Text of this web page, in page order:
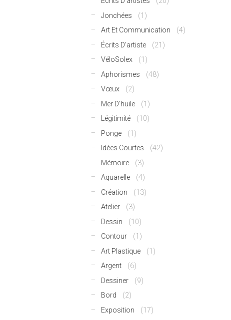
Jonchées
(1)
Art Et Communication
(4)
Écrits D'artiste
(21)
VéloSolex
(1)
Aphorismes
(48)
Vœux
(2)
Mer D'huile
(1)
Légitimité
(10)
Ponge
(1)
Idées Courtes
(42)
Mémoire
(3)
Aquarelle
(4)
Création
(13)
Atelier
(3)
Dessin
(10)
Contour
(1)
Art Plastique
(1)
Argent
(6)
Dessiner
(9)
Bord
(2)
Exposition
(17)